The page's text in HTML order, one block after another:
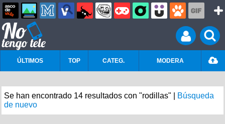
ÚLTIMOS TOP CATEG. MODERA
Se han encontrado 14 resultados con "rodillas" |
Búsqueda
de nuevo